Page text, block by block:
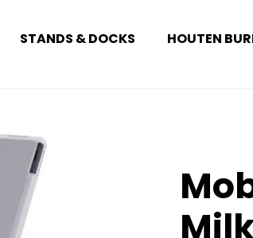
STANDS & DOCKS HOUTEN